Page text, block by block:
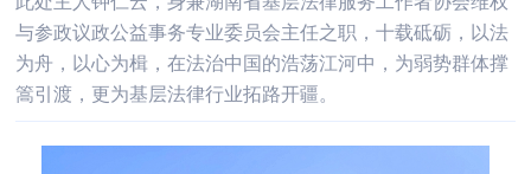
与参政议政公益事务专业委员会主任之职，十载砥砺，以法
为舟，以心为楫，在法治中国的浩荡江河中，为弱势群体撑
篙引渡，更为基层法律行业拓路开疆。